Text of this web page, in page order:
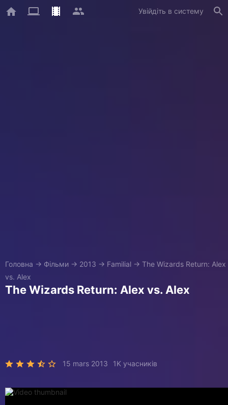
Увійдіть в систему
Головна → Фільми → 2013 → Familial → The Wizards Return: Alex
vs. Alex
The Wizards Return: Alex vs. Alex
15 mars 2013 1K учасників